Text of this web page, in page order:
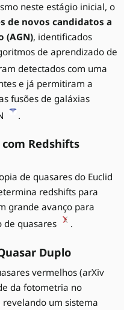
neste estágio inicial, o
de novos candidatos a
(AGN), identificados
de aprendizado de
detectados com uma
e já permitiram a
fusões de galáxias
.
Redshifts
de quasares do Euclid
redshifts para
grande avanço para
de quasares
.
Duplo
vermelhos (arXiv
da fotometria no
um sistema